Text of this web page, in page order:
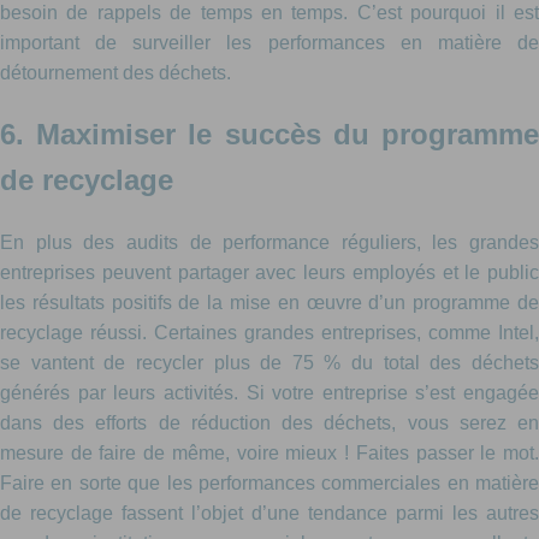
besoin de rappels de temps en temps. C’est pourquoi il est
important de surveiller les performances en matière de
détournement des déchets.
6. Maximiser le succès du programme
de recyclage
En plus des audits de performance réguliers, les grandes
entreprises peuvent partager avec leurs employés et le public
les résultats positifs de la mise en œuvre d’un programme de
recyclage réussi. Certaines grandes entreprises, comme Intel,
se vantent de recycler plus de 75 % du total des déchets
générés par leurs activités. Si votre entreprise s’est engagée
dans des efforts de réduction des déchets, vous serez en
mesure de faire de même, voire mieux ! Faites passer le mot.
Faire en sorte que les performances commerciales en matière
de recyclage fassent l’objet d’une tendance parmi les autres